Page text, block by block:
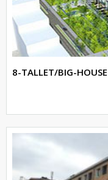
8-TALLET/BIG-HOUSE